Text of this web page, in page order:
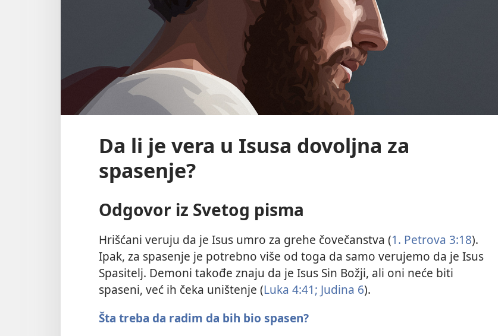
Da li je vera u Isusa dovoljna za
spasenje?
Odgovor iz Svetog pisma
Hrišćani veruju da je Isus umro za grehe čovečanstva (1. Petrova 3:18).
Ipak, za spasenje je potrebno više od toga da samo verujemo da je Isus
Spasitelj. Demoni takođe znaju da je Isus Sin Božji, ali oni neće biti
spaseni, već ih čeka uništenje (Luka 4:41; Judina 6).
Šta treba da radim da bih bio spasen?